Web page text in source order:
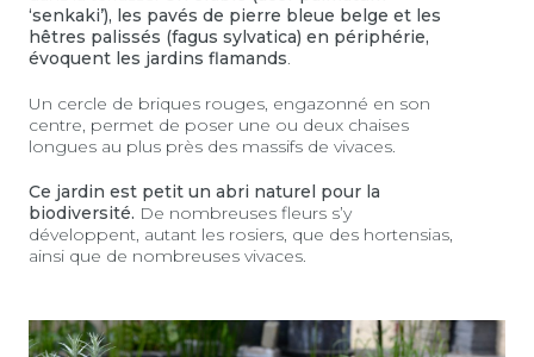
‘senkaki’), les pavés de pierre bleue belge et les
hêtres palissés (fagus sylvatica) en périphérie,
évoquent les jardins flamands.
Un cercle de briques rouges, engazonné en son
centre, permet de poser une ou deux chaises
longues au plus près des massifs de vivaces.
Ce jardin est petit un abri naturel pour la
biodiversité. De nombreuses fleurs s’y
développent, autant les rosiers, que des hortensias,
ainsi que de nombreuses vivaces.